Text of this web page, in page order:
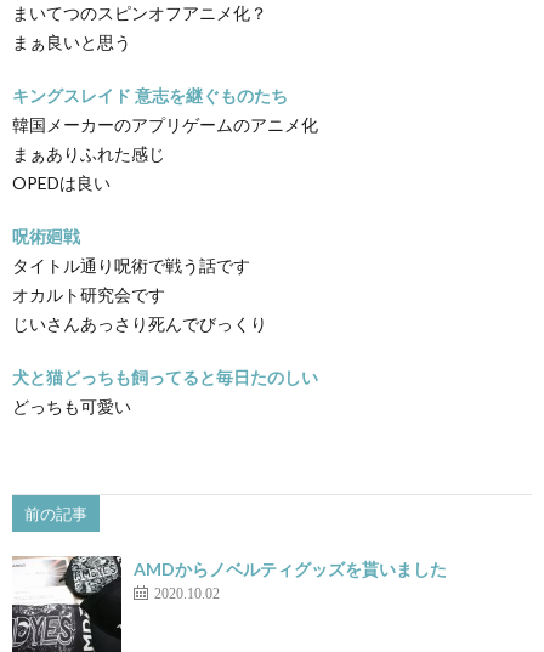
まいてつのスピンオフアニメ化？
まぁ良いと思う
キングスレイド 意志を継ぐものたち
韓国メーカーのアプリゲームのアニメ化
まぁありふれた感じ
OPEDは良い
呪術廻戦
タイトル通り呪術で戦う話です
オカルト研究会です
じいさんあっさり死んでびっくり
犬と猫どっちも飼ってると毎日たのしい
どっちも可愛い
前の記事
AMDからノベルティグッズを貰いました
2020.10.02